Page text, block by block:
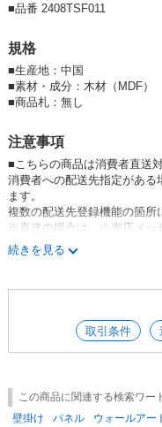
■品番 2408TSF011
規格
■生産地：中国
■素材・成分：木材（MDF）
■商品札：無し
注意事項
■こちらの商品は消費者直送
消費者への配送先指定がある
ます。
複数の配送先登録機能の箇所
※直送の場合は、小売店メッ
す
※配送先追加登録はこちら(ロ
続きを見る
取引条件
この商品に関連する検索ワー
壁掛け
パネル ウォールアー